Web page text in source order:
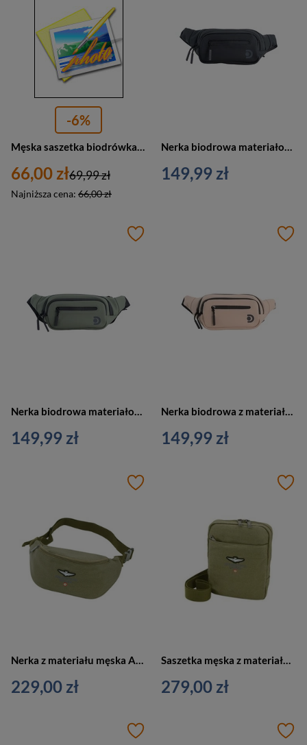
-6%
66,00 zł
Najniższa cena: 66,00 zł
69,99 zł 149,99 zł
Nerka biodrowa materiałowa unisex Discovery REEF 1304 saszetka średnia khaki
149,99 zł
Nerka biodrowa z materiału unisex Discovery Reef 1304 saszetka średnia jasnoróżowa
149,99 zł
229,00 zł 279,00 zł